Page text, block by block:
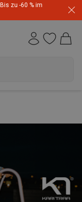
zu -60 % im